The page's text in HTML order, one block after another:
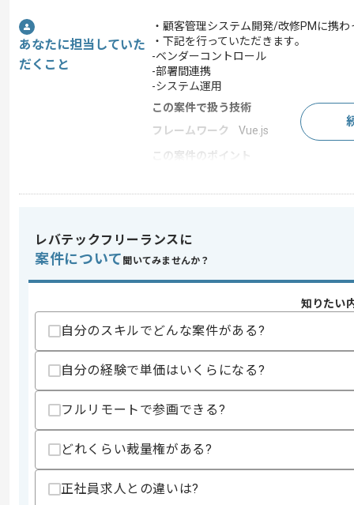
あなたに担当していた
だくこと
・顧客管理システム開発/改修PMに携わ
・下記を行っていただきます｡
-ベンダーコントロール
-部署間連携
-システム運用
この案件で扱う技術
フレームワーク
Vue.js
この案件のポイント
特徴
スキル
・Saleforceの運用経験のある方
・SQL構文が分かる方
・RubyやAWSの技術要素でのマネージ
スキルに不安がある方へ
上記に似た経験やスキルをお持ちであれば申
レバテックフリーランスに
案件について 聞いてみませんか？
知りたい
自分のスキルでどんな案件がある?
自分の経験で単価はいくらになる?
フルリモートで参画できる?
どれくらい裁量権がある?
正社員求人との違いは?